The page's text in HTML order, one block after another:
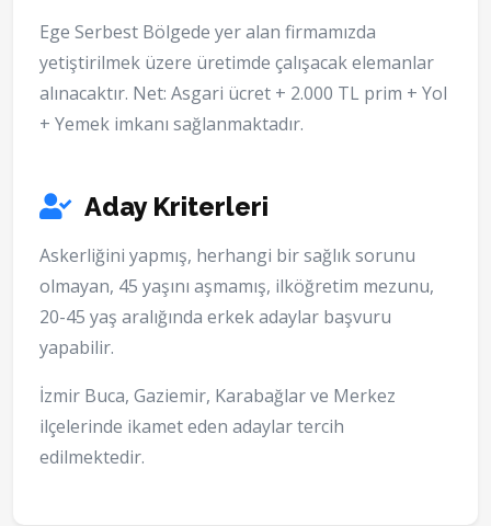
Ege Serbest Bölgede yer alan firmamızda
yetiştirilmek üzere üretimde çalışacak elemanlar
alınacaktır. Net: Asgari ücret + 2.000 TL prim + Yol
+ Yemek imkanı sağlanmaktadır.
Aday Kriterleri
Askerliğini yapmış, herhangi bir sağlık sorunu
olmayan, 45 yaşını aşmamış, ilköğretim mezunu,
20-45 yaş aralığında erkek adaylar başvuru
yapabilir.
İzmir Buca, Gaziemir, Karabağlar ve Merkez
ilçelerinde ikamet eden adaylar tercih
edilmektedir.